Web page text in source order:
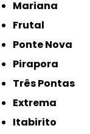
Mariana
Frutal
Ponte Nova
Pirapora
Três Pontas
Extrema
Itabirito